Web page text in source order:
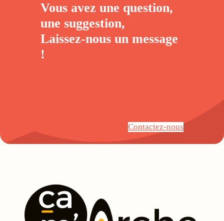
Vous avez une question,
une suggestion,
Laissez-nous un message
!
Contactez-nous